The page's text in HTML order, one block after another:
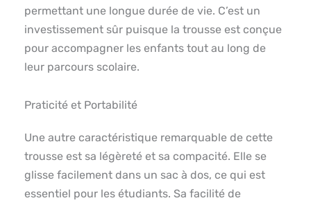
permettant une longue durée de vie. C’est un
investissement sûr puisque la trousse est conçue
pour accompagner les enfants tout au long de
leur parcours scolaire.
Praticité et Portabilité
Une autre caractéristique remarquable de cette
trousse est sa légèreté et sa compacité. Elle se
glisse facilement dans un sac à dos, ce qui est
essentiel pour les étudiants. Sa facilité de